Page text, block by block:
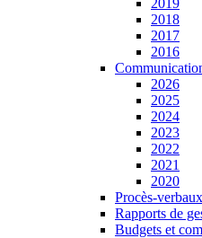
2018
2017
2016
2026
2025
2024
2023
2022
2021
2020
Procès-verbaux
Rapports de
Budgets et